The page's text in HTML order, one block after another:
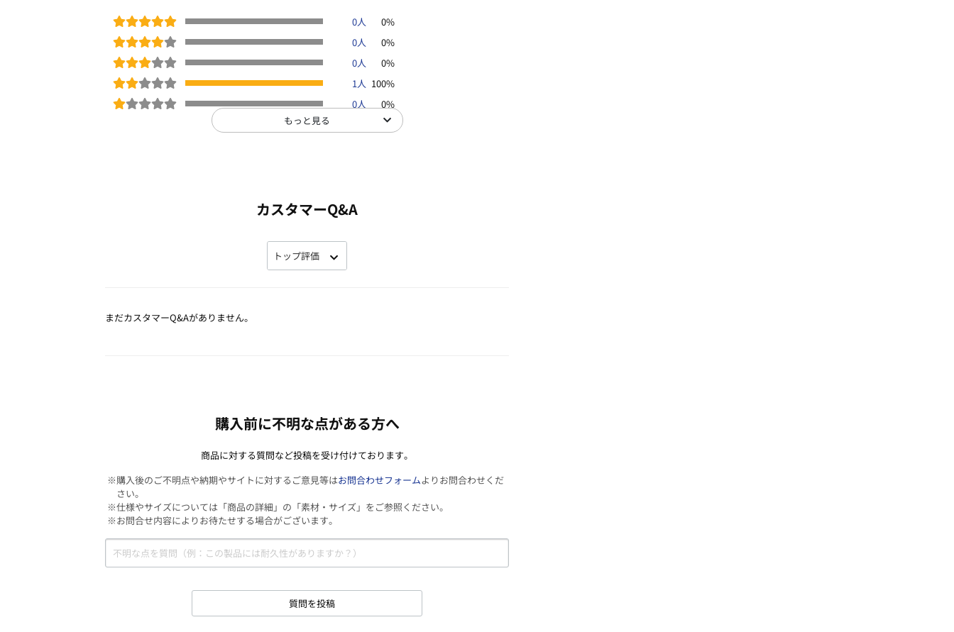
0人
0%
0人
0%
0人
0%
1人 100%
0人
0%
もっと見る
カスタマーQ&A
まだカスタマーQ&Aがありません。
購入前に不明な点がある方へ
商品に対する質問など投稿を受け付けております。
※購入後のご不明点や納期やサイトに対するご意見等はお問合わせフォームよりお問合わせくだ
さい。
※仕様やサイズについては「商品の詳細」の「素材・サイズ」をご参照ください。
※お問合せ内容によりお待たせする場合がございます。
質問を投稿